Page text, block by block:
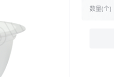
数量(个)